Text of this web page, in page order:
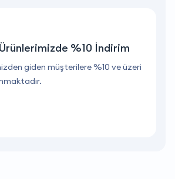
%10 İndirim
giden müşterilere %10 ve üzeri